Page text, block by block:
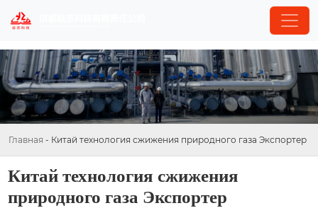
Главная - Китай технология сжижения природного газа Экспортер
Китай технология сжижения
природного газа Экспортер